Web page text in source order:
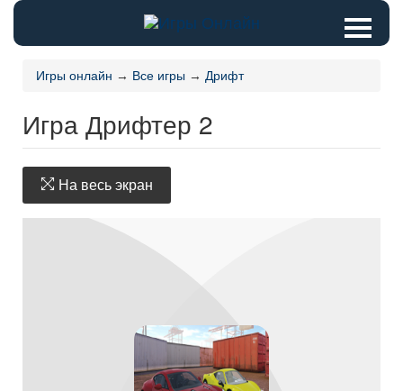
Игры онлайн → Все игры → Дрифт
Игра Дрифтер 2
На весь экран